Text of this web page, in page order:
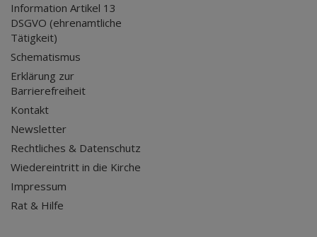
Information Artikel 13
DSGVO (ehrenamtliche
Tätigkeit)
Schematismus
Erklärung zur
Barrierefreiheit
Kontakt
Newsletter
Rechtliches & Datenschutz
Wiedereintritt in die Kirche
Impressum
Rat & Hilfe